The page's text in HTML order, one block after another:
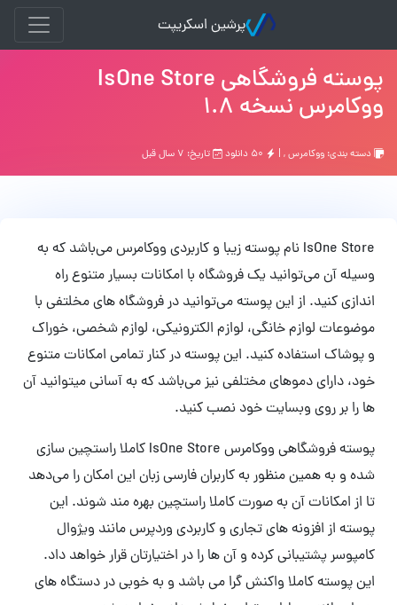
پرشین اسکریپت
پوسته فروشگاهی IsOne Store
ووکامرس نسخه 1.8
دسته بندی: ووکامرس, | تاریخ: ۷ سال قبل
IsOne Store نام پوسته زیبا و کاربردی ووکامرس می‌باشد که به
وسیله آن می‌توانید یک فروشگاه با امکانات بسیار متنوع راه
اندازی کنید. از این پوسته می‌توانید در فروشگاه های مخلتفی با
موضوعات لوازم خانگی، لوازم الکترونیکی، لوازم شخصی، خوراک
و پوشاک استفاده کنید. این پوسته در کنار تمامی امکانات متنوع
خود، دارای دموهای مختلفی نیز می‌باشد که به آسانی میتوانید آن
ها را بر روی وبسایت خود نصب کنید.
پوسته فروشگاهی ووکامرس IsOne Store کاملا راستچین سازی
شده و به همین منظور به کاربران فارسی زبان این امکان را می‌دهد
تا از امکانات آن به صورت کاملا راستچین بهره مند شوند. این
پوسته از افزونه های تجاری و کاربردی وردپرس مانند ویژوال
کامپوسر پشتیبانی کرده و آن ها را در اختیارتان قرار خواهد داد.
این پوسته کاملا واکنش گرا می باشد و به خوبی در دستگاه های